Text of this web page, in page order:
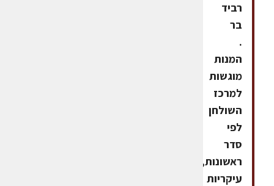
רביד
בר
.
המנות
מוגשות
למרכז
השולחן
לפי
סדר
ראשונות,
עיקריות